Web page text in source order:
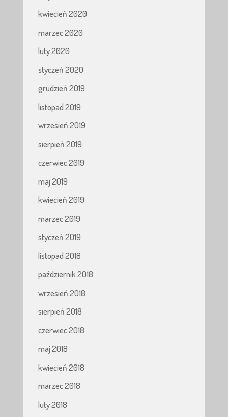
kwiecień 2020
marzec 2020
luty 2020
styczeń 2020
grudzień 2019
listopad 2019
wrzesień 2019
sierpień 2019
czerwiec 2019
maj 2019
kwiecień 2019
marzec 2019
styczeń 2019
listopad 2018
październik 2018
wrzesień 2018
sierpień 2018
czerwiec 2018
maj 2018
kwiecień 2018
marzec 2018
luty 2018